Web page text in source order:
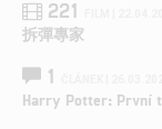
221
拆彈專家
1
Harry Potter: První